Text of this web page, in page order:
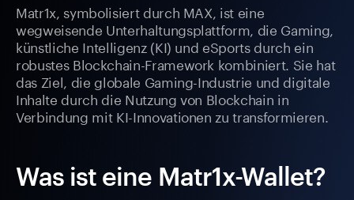
Matr1x, symbolisiert durch MAX, ist eine
wegweisende Unterhaltungsplattform, die Gaming,
künstliche Intelligenz (KI) und eSports durch ein
robustes Blockchain-Framework kombiniert. Sie hat
das Ziel, die globale Gaming-Industrie und digitale
Inhalte durch die Nutzung von Blockchain in
Verbindung mit KI-Innovationen zu transformieren.
Was ist eine Matr1x-Wallet?